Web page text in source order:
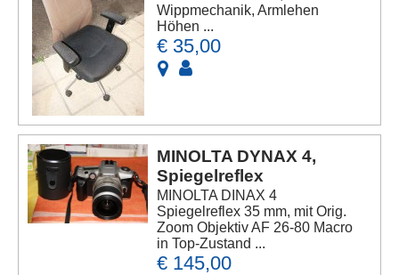
Wippmechanik, Armlehen
Höhen ...
€ 35,00
MINOLTA DYNAX 4,
Spiegelreflex
MINOLTA DINAX 4
Spiegelreflex 35 mm, mit Orig.
Zoom Objektiv AF 26-80 Macro
in Top-Zustand ...
€ 145,00